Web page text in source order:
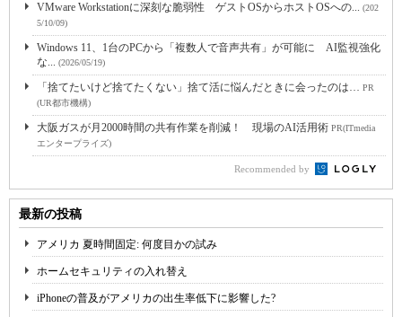
VMware Workstationに深刻な脆弱性 ゲストOSからホストOSへの... (202
5/10/09)
Windows 11、1台のPCから「複数人で音声共有」が可能に AI監視強化
な... (2026/05/19)
「捨てたいけど捨てたくない」捨て活に悩んだときに会ったのは… PR
(UR都市機構)
大阪ガスが月2000時間の共有作業を削減！ 現場のAI活用術 PR(ITmedia
エンタープライズ)
Recommended by
最新の投稿
アメリカ 夏時間固定: 何度目かの試み
ホームセキュリティの入れ替え
iPhoneの普及がアメリカの出生率低下に影響した?